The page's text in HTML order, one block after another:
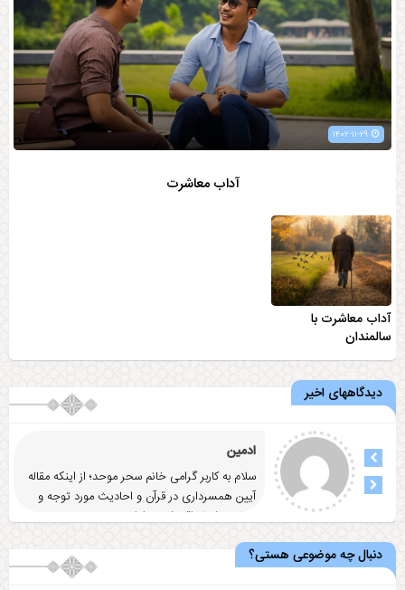
آداب معاشرت
آداب معاشرت با
سالمندان
دیدگاههای اخیر
ادمین
سلام به کاربر گرامی خانم سحر موحد؛ از اینکه مقاله
آيين همسرداری در قرآن و احاديث مورد توجه و
رضایت شما واقع شد
... ادامه
دنبال چه موضوعی هستی؟